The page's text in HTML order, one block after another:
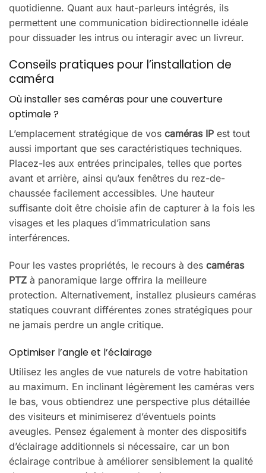
quotidienne. Quant aux haut-parleurs intégrés, ils
permettent une communication bidirectionnelle idéale
pour dissuader les intrus ou interagir avec un livreur.
Conseils pratiques pour l’installation de
caméra
Où installer ses caméras pour une couverture
optimale ?
L’emplacement stratégique de vos caméras IP est tout
aussi important que ses caractéristiques techniques.
Placez-les aux entrées principales, telles que portes
avant et arrière, ainsi qu’aux fenêtres du rez-de-
chaussée facilement accessibles. Une hauteur
suffisante doit être choisie afin de capturer à la fois les
visages et les plaques d’immatriculation sans
interférences.
Pour les vastes propriétés, le recours à des caméras
PTZ à panoramique large offrira la meilleure
protection. Alternativement, installez plusieurs caméras
statiques couvrant différentes zones stratégiques pour
ne jamais perdre un angle critique.
Optimiser l’angle et l’éclairage
Utilisez les angles de vue naturels de votre habitation
au maximum. En inclinant légèrement les caméras vers
le bas, vous obtiendrez une perspective plus détaillée
des visiteurs et minimiserez d’éventuels points
aveugles. Pensez également à monter des dispositifs
d’éclairage additionnels si nécessaire, car un bon
éclairage contribue à améliorer sensiblement la qualité